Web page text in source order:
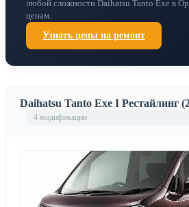
любой сложности Daihatsu Tanto Exe в
ценам.
Узнать цены на ремонт
Daihatsu Tanto Exe I Рестайлинг
4 модификации